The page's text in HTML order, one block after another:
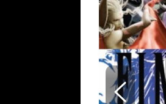
FUTURAMA